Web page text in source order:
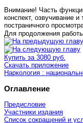
Внимание! Часть
конспект, озвучивание
постраничного
Для продолжения
Купить за 3080 руб.
Скачать приложение
Наркология :
Оглавление
Предисловие
Участники издания
Список сокращений и